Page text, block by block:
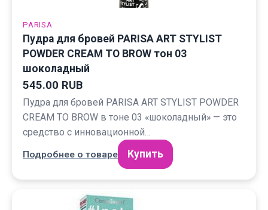
PARISA
Пудра для бровей PARISA ART STYLIST
POWDER CREAM TO BROW тон 03
шоколадный
545.00 RUB
Пудра для бровей PARISA ART STYLIST POWDER
CREAM TO BROW в тоне 03 «шоколадный» — это
средство с инновационной…
Подробнее о товаре Купить